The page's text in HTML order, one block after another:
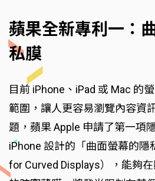
蘋果全新專利一：
私膜
目前 iPhone、iPad 或 Mac 的
範圍，讓人更容易瀏覽內容資
題，蘋果 Apple 申請了第一項
iPhone 設計的「曲面螢幕的隱
for Curved Displays），能夠